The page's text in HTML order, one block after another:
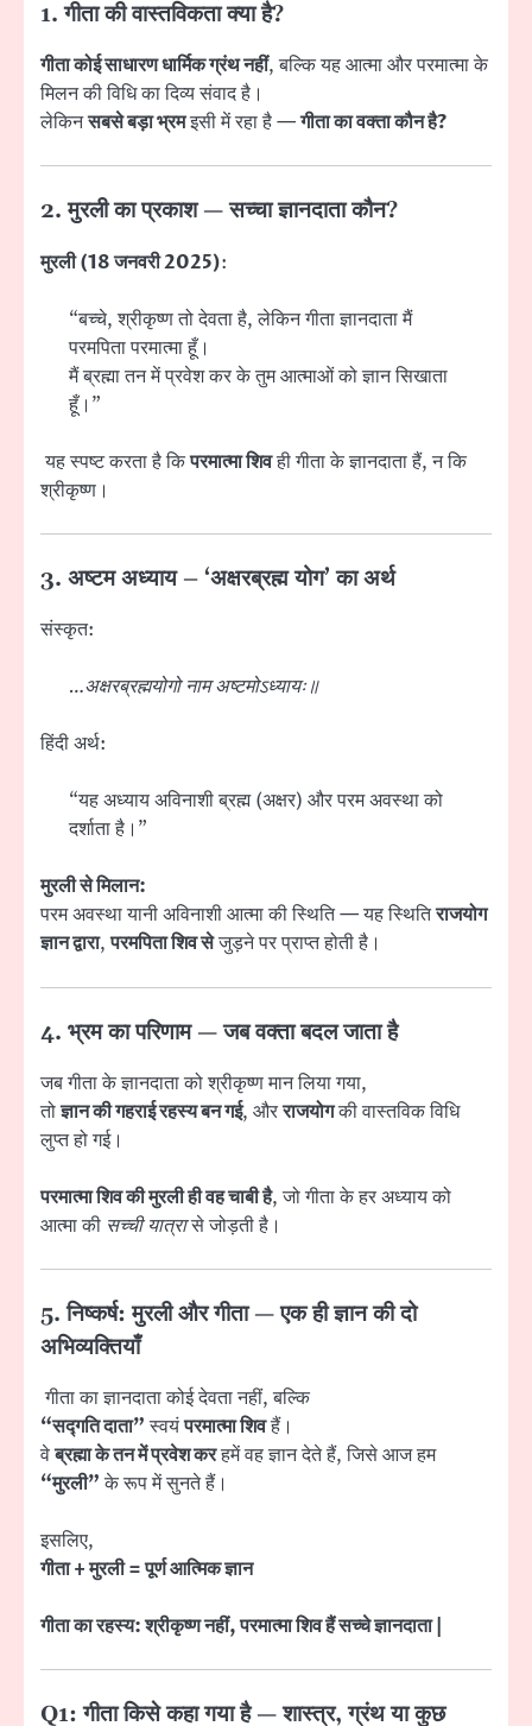
1. गीता की वास्तविकता क्या है?
गीता कोई साधारण धार्मिक ग्रंथ नहीं, बल्कि यह आत्मा और परमात्मा के
मिलन की विधि का दिव्य संवाद है।
लेकिनसबसे बड़ा भ्रमइसी में रहा है —गीता का वक्ता कौन है?
2. मुरली का प्रकाश — सच्चा ज्ञानदाता कौन?
मुरली (18 जनवरी 2025):
“बच्चे, श्रीकृष्ण तो देवता है, लेकिन गीता ज्ञानदाता मैं
परमपिता परमात्मा हूँ।
मैं ब्रह्मा तन में प्रवेश कर के तुम आत्माओं को ज्ञान सिखाता
हूँ।”
यह स्पष्ट करता है किपरमात्मा शिवही गीता के ज्ञानदाता हैं, न कि
श्रीकृष्ण।
3. अष्टम अध्याय – ‘अक्षरब्रह्म योग’ का अर्थ
संस्कृत:
…अक्षरब्रह्मयोगो नाम अष्टमोऽध्यायः॥
हिंदी अर्थ:
“यह अध्याय अविनाशी ब्रह्म (अक्षर) और परम अवस्था को
दर्शाता है।”
मुरली से मिलान:
परम अवस्था यानी अविनाशी आत्मा की स्थिति — यह स्थितिराजयोग
ज्ञान द्वारा,परमपिता शिव सेजुड़ने पर प्राप्त होती है।
4. भ्रम का परिणाम — जब वक्ता बदल जाता है
जब गीता के ज्ञानदाता को श्रीकृष्ण मान लिया गया,
तोज्ञान की गहराई रहस्य बन गई, औरराजयोगकी वास्तविक विधि
लुप्त हो गई।
परमात्मा शिव की मुरली ही वह चाबी है, जो गीता के हर अध्याय को
आत्मा की सच्ची यात्रासे जोड़ती है।
5. निष्कर्ष: मुरली और गीता — एक ही ज्ञान की दो
अभिव्यक्तियाँ
गीता का ज्ञानदाता कोई देवता नहीं, बल्कि
“सद्गति दाता”स्वयंपरमात्मा शिवहैं।
वेब्रह्मा के तन में प्रवेश करहमें वह ज्ञान देते हैं, जिसे आज हम
“मुरली”के रूप में सुनते हैं।
इसलिए,
गीता + मुरली = पूर्ण आत्मिक ज्ञान
गीता का रहस्य: श्रीकृष्ण नहीं, परमात्मा शिव हैं सच्चे ज्ञानदाता |
Q1: गीता किसे कहा गया है — शास्त्र, ग्रंथ या कुछ